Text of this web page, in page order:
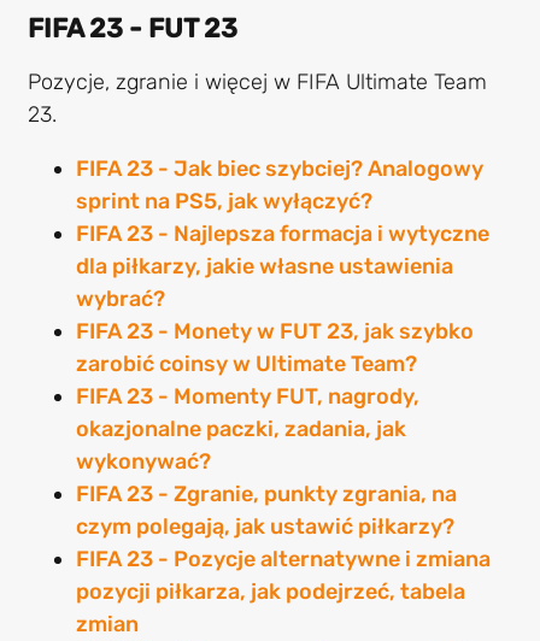
FIFA 23 - FUT 23
Pozycje, zgranie i więcej w FIFA Ultimate Team
23.
FIFA 23 - Jak biec szybciej? Analogowy
sprint na PS5, jak wyłączyć?
FIFA 23 - Najlepsza formacja i wytyczne
dla piłkarzy, jakie własne ustawienia
wybrać?
FIFA 23 - Monety w FUT 23, jak szybko
zarobić coinsy w Ultimate Team?
FIFA 23 - Momenty FUT, nagrody,
okazjonalne paczki, zadania, jak
wykonywać?
FIFA 23 - Zgranie, punkty zgrania, na
czym polegają, jak ustawić piłkarzy?
FIFA 23 - Pozycje alternatywne i zmiana
pozycji piłkarza, jak podejrzeć, tabela
zmian